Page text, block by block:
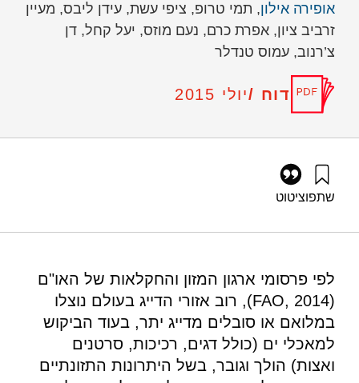
אופירה אילון, תמי טרופ, ציפי עשת, עידן ליבס, מעיין
זרביב ציון, אפרת כרם, נעם מוזס, יעל קחל, דן
צ’רנוב, עמוס טנדלר
דוח /יולי 2015
שתפוציטוט
mediterranean-sea
לפי פרסומי ארגון המזון והחקלאות של האו"ם
(FAO, 2014), רוב אזורי הדייג בעולם נוצלו
במלואם או סובלים מדייג יתר, בעוד הביקוש
למאכלי ים (כולל דגים, רכיכות, סרטנים
ואצות) הולך וגובר, בשל היתרונות התזונתיים